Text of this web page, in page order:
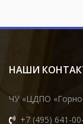
НАШИ
ЧУ «ЦДПО
+7 (495) 641-